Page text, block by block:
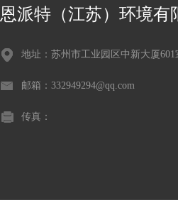
恩派特（江苏）环境有
地址：苏州市工业园区中新大厦601
邮箱：332949294@qq.com
传真：